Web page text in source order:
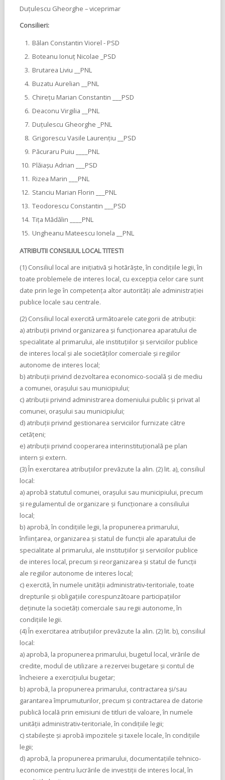
locale
Monitorul
local
Duțulescu Gheorghe – viceprimar
Consilieri:
Bălan Constantin Viorel - PSD
Boteanu Ionuț Nicolae _PSD
Brutarea Liviu __PNL
Buzatu Aurelian __PNL
Chirețu Marian Constantin ___PSD
Deaconu Virgilia __PNL
Duțulescu Gheorghe _PNL
Grigorescu Vasile Laurențiu __PSD
Păcuraru Puiu ____PNL
Plăiașu Adrian ___PSD
Rizea Marin ___PNL
Stanciu Marian Florin ___PNL
Teodorescu Constantin ___PSD
Tița Mădălin ____PNL
Ungheanu Mateescu Ionela __PNL
ATRIBUTII CONSILIUL LOCAL TITESTI
(1) Consiliul local are iniţiativã şi hotãrãşte, în condiţiile legii, în
toate problemele de interes local, cu excepţia celor care sunt
date prin lege în competenţa altor autoritãţi ale administraţiei
publice locale sau centrale.
(2) Consiliul local exercitã urmãtoarele categorii de atribuţii:
a) atribuţii privind organizarea şi funcţionarea aparatului de
specialitate al primarului, ale instituţiilor şi serviciilor publice
de interes local şi ale societãţilor comerciale şi regiilor
autonome de interes local;
b) atribuţii privind dezvoltarea economico-socialã şi de mediu
a comunei, oraşului sau municipiului;
c) atribuţii privind administrarea domeniului public şi privat al
comunei, oraşului sau municipiului;
d) atribuţii privind gestionarea serviciilor furnizate cãtre
cetãţeni;
e) atribuţii privind cooperarea interinstituţionalã pe plan
intern şi extern.
(3) În exercitarea atribuţiilor prevãzute la alin. (2) lit. a), consiliul
local:
a) aprobã statutul comunei, oraşului sau municipiului, precum
şi regulamentul de organizare şi funcţionare a consiliului
local;
b) aprobã, în condiţiile legii, la propunerea primarului,
înfiinţarea, organizarea şi statul de funcţii ale aparatului de
specialitate al primarului, ale instituţiilor şi serviciilor publice
de interes local, precum şi reorganizarea şi statul de funcţii
ale regiilor autonome de interes local;
c) exercitã, în numele unitãţii administrativ-teritoriale, toate
drepturile şi obligaţiile corespunzãtoare participaţiilor
deţinute la societãţi comerciale sau regii autonome, în
condiţiile legii.
(4) În exercitarea atribuţiilor prevãzute la alin. (2) lit. b), consiliul
local:
a) aprobã, la propunerea primarului, bugetul local, virãrile de
credite, modul de utilizare a rezervei bugetare şi contul de
încheiere a exerciţiului bugetar;
b) aprobã, la propunerea primarului, contractarea şi/sau
garantarea împrumuturilor, precum şi contractarea de datorie
publicã localã prin emisiuni de titluri de valoare, în numele
unitãţii administrativ-teritoriale, în condiţiile legii;
c) stabileşte şi aprobã impozitele şi taxele locale, în condiţiile
legii;
d) aprobã, la propunerea primarului, documentaţiile tehnico-
economice pentru lucrãrile de investiţii de interes local, în